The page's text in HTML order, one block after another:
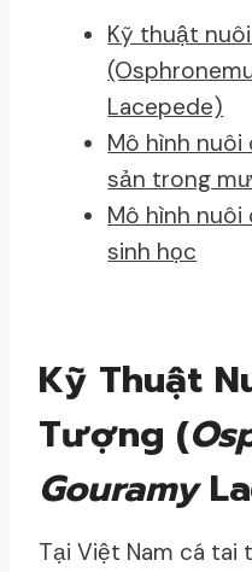
Kỹ thuật
Lacepede)
Mô hình
sản trong
Mô hình
sinh học
Kỹ Thuật
Tượng (
Gouramy
Tại Việt Nam cá